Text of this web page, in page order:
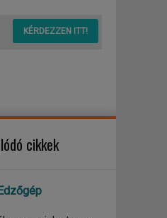
KÉRDEZZEN ITT!
cikkek